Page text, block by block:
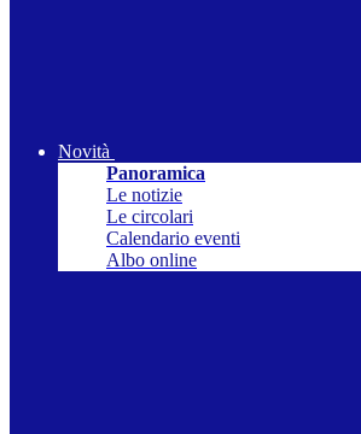
Novità
Panoramica
Le notizie
Le circolari
Calendario eventi
Albo online